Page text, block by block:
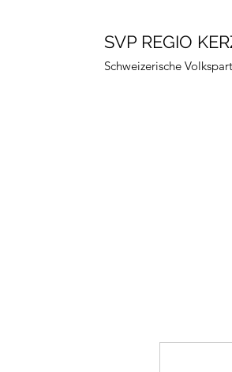
SVP REGIO
Schweizerische